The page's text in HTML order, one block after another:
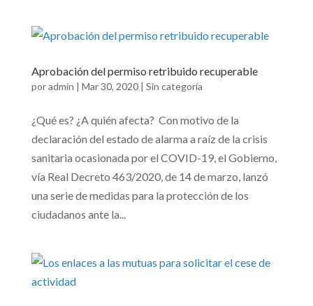
Aprobación del permiso retribuido recuperable
poradmin | Mar 30, 2020| Sin categoría
¿Qué es? ¿A quién afecta? Con motivo de la
declaración del estado de alarma a raíz de la crisis
sanitaria ocasionada por el COVID-19, el Gobierno,
vía Real Decreto 463/2020, de 14 de marzo, lanzó
una serie de medidas para la protección de los
ciudadanos ante la...